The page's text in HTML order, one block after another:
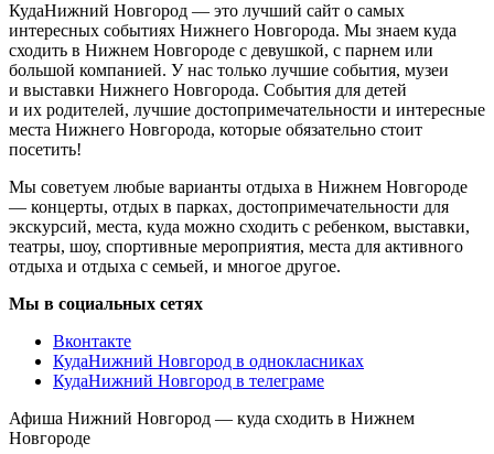
КудаНижний Новгород — это лучший сайт о самых
интересных событиях Нижнего Новгорода. Мы знаем куда
сходить в Нижнем Новгороде с девушкой, с парнем или
большой компанией. У нас только лучшие события, музеи
и выставки Нижнего Новгорода. События для детей
и их родителей, лучшие достопримечательности и интересные
места Нижнего Новгорода, которые обязательно стоит
посетить!
Мы советуем любые варианты отдыха в Нижнем Новгороде
— концерты, отдых в парках, достопримечательности для
экскурсий, места, куда можно сходить с ребенком, выставки,
театры, шоу, спортивные мероприятия, места для активного
отдыха и отдыха с семьей, и многое другое.
Мы в социальных сетях
Вконтакте
КудаНижний Новгород в однокласниках
КудаНижний Новгород в телеграме
Афиша Нижний Новгород — куда сходить в Нижнем
Новгороде